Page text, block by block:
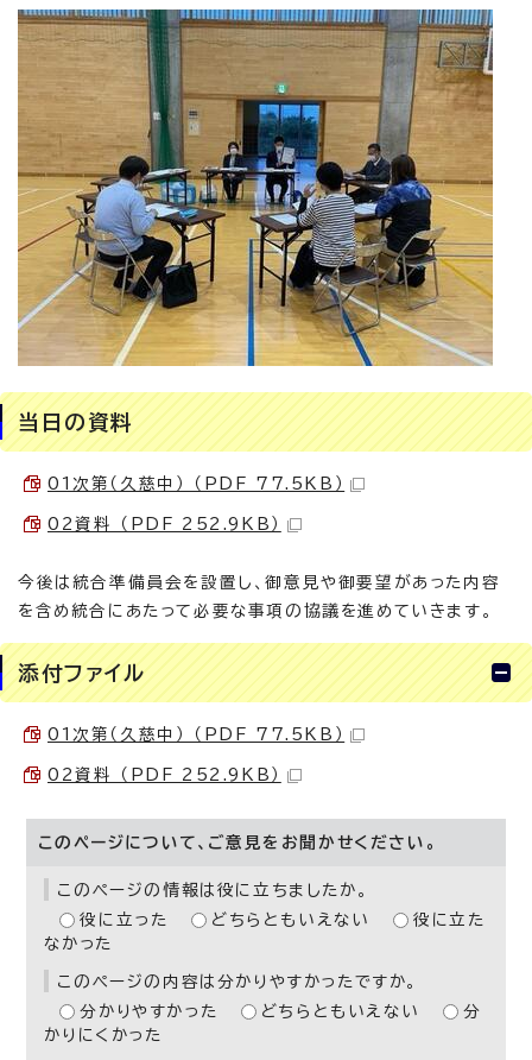
当日の資料
01次第（久慈中） （PDF 77.5KB）
02資料 （PDF 252.9KB）
今後は統合準備員会を設置し、御意見や御要望があった内容
を含め統合にあたって必要な事項の協議を進めていきます。
添付ファイル
01次第（久慈中） （PDF 77.5KB）
02資料 （PDF 252.9KB）
このページについて、ご意見をお聞かせください。
このページの情報は役に立ちましたか。
役に立った
どちらともいえない
役に立た
なかった
このページの内容は分かりやすかったですか。
分かりやすかった
どちらともいえない
分
かりにくかった